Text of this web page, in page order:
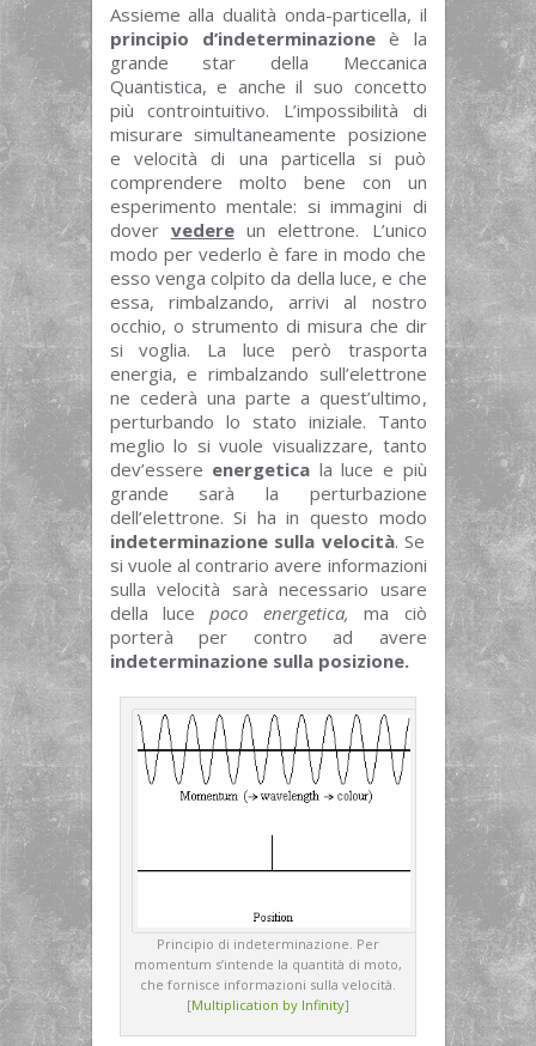
Assieme alla dualità onda-particella, il
principio d’indeterminazioneè la
grande star della Meccanica
Quantistica, e anche il suo concetto
più controintuitivo. L’impossibilità di
misurare simultaneamente posizione
e velocità di una particella si può
comprendere molto bene con un
esperimento mentale: si immagini di
dover vedereun elettrone. L’unico
modo per vederlo è fare in modo che
esso venga colpito da della luce, e che
essa, rimbalzando, arrivi al nostro
occhio, o strumento di misura che dir
si voglia. La luce però trasporta
energia, e rimbalzando sull’elettrone
ne cederà una parte a quest’ultimo,
perturbando lo stato iniziale. Tanto
meglio lo si vuole visualizzare, tanto
dev’essere energetica la luce e più
grande sarà la perturbazione
dell’elettrone. Si ha in questo modo
indeterminazione sulla velocità. Se
si vuole al contrario avere informazioni
sulla velocità sarà necessario usare
della lucepoco energetica,ma ciò
porterà per contro ad avere
indeterminazione sulla posizione.
Principio di indeterminazione. Per
momentum s’intende la quantità di moto,
che fornisce informazioni sulla velocità.
[Multiplication by Infinity]